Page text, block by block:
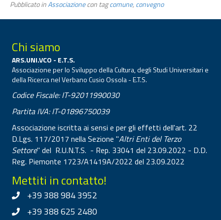
Pubblicato inAssociazionecon tagcomune,convegno
Chi siamo
ARS.UNI.VCO - E.T.S.
Associazione per lo Sviluppo della Cultura, degli Studi Universitari e
della Ricerca nel Verbano Cusio Ossola - E.T.S.
Codice Fiscale: IT-92011990030
Partita IVA: IT-01896750039
Associazione iscritta ai sensi e per gli effetti dell'art. 22
D.Lgs. 117/2017 nella Sezione "Altri Enti del Terzo
Settore" del R.U.N.T.S. - Rep. 33041 del 23.09.2022 - D.D.
Reg. Piemonte 1723/A1419A/2022 del 23.09.2022
Mettiti in contatto!
+39 388 984 3952
+39 388 625 2480